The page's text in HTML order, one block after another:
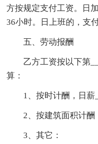
方按规定支付工资。日
36小时。日上班的，支
五、劳动报酬
乙方工资按以下第
算：
1、按时计酬，日薪
2、按建筑面积计酬
3、其它：